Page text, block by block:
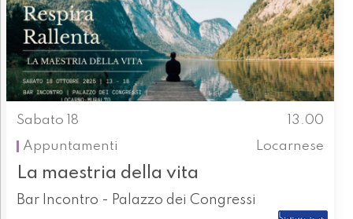
Sabato 18
13.00
Appuntamenti
Locarnese
La maestria della vita
Bar Incontro - Palazzo dei Congressi